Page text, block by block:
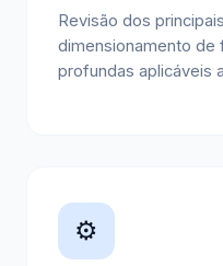
Revisão dos
dimensionamento de
profundas aplicáveis
⚙️